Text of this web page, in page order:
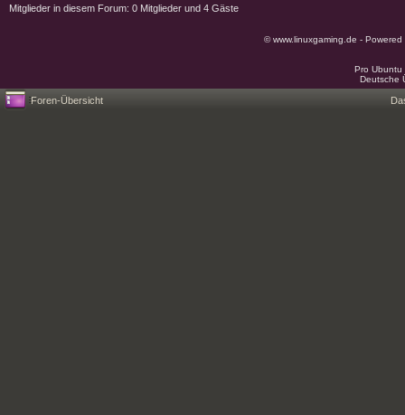
Mitglieder in diesem Forum: 0 Mitglieder und 4 Gäste
© www.linuxgaming.de -
Pro
Deutsche
Foren-Übersicht